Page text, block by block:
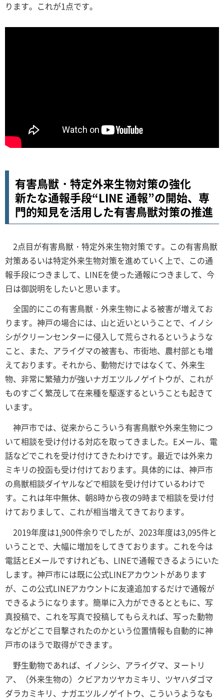
ります。これが1点です。
有害鳥獣・特定外来生物対策の強化
新たな通報手段“LINE 通報”の開始、専
門的知見を活用した有害鳥獣対策の推進
2点目が有害鳥獣・特定外来生物対策です。この有害鳥獣
対策あるいは特定外来生物対策を進めていく上で、この通
報手段につきまして、LINEを使った通報につきまして、今
日は御説明をしたいと思います。
全国的にこの有害鳥獣・外来生物による被害が増えてお
ります。神戸の場合には、山と近いということで、イノシ
シがクリーンセンターに侵入して荒らされるというような
こと、また、アライグマの被害も、市街地、農村部とも増
えております。それから、動物だけではなくて、外来生
物、非常に繁殖力が強いナガエツルノゲイトウが、これが
ものすごく繁茂して在来種を駆逐するということも起きて
います。
神戸市では、従来からこういう有害鳥獣や外来生物につ
いて相談を受け付ける対応を取ってきました。Eメール、電
話などでこれを受け付けてきたわけです。最近では外来カ
ミキリの投函も受け付けております。具体的には、神戸市
の鳥獣相談ダイヤルなどで相談を受け付けているわけで
す。これは年中無休、朝8時から夜の9時まで相談を受け付
けておりまして、これが相当増えてきております。
2019年度は1,900件余りでしたが、2023年度は3,095件と
いうことで、大幅に増加をしてきております。これを今は
電話とEメールですけれども、LINEで通報できるようにいた
します。神戸市には既に公式LINEアカウントがあります
が、この公式LINEアカウントに友達追加するだけで通報が
できるようになります。簡単に入力ができるとともに、写
真投稿で、これを写真で投稿してもらえれば、写った動物
などがどこで目撃されたのかという位置情報も自動的に神
戸市のほうで取得ができます。
野生動物であれば、イノシシ、アライグマ、ヌートリ
ア、（外来生物の）クビアカツヤカミキリ、ツヤハダゴマ
ダラカミキリ、ナガエツルノゲイトウ、こういうようなも